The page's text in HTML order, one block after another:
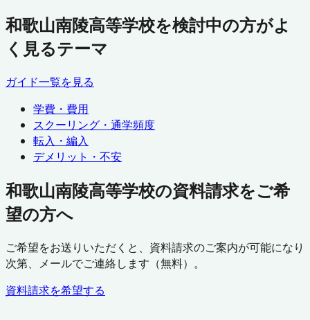
和歌山南陵高等学校を検討中の方がよ
く見るテーマ
ガイド一覧を見る
学費・費用
スクーリング・通学頻度
転入・編入
デメリット・不安
和歌山南陵高等学校の資料請求をご希
望の方へ
ご希望をお送りいただくと、資料請求のご案内が可能になり
次第、メールでご連絡します（無料）。
資料請求を希望する